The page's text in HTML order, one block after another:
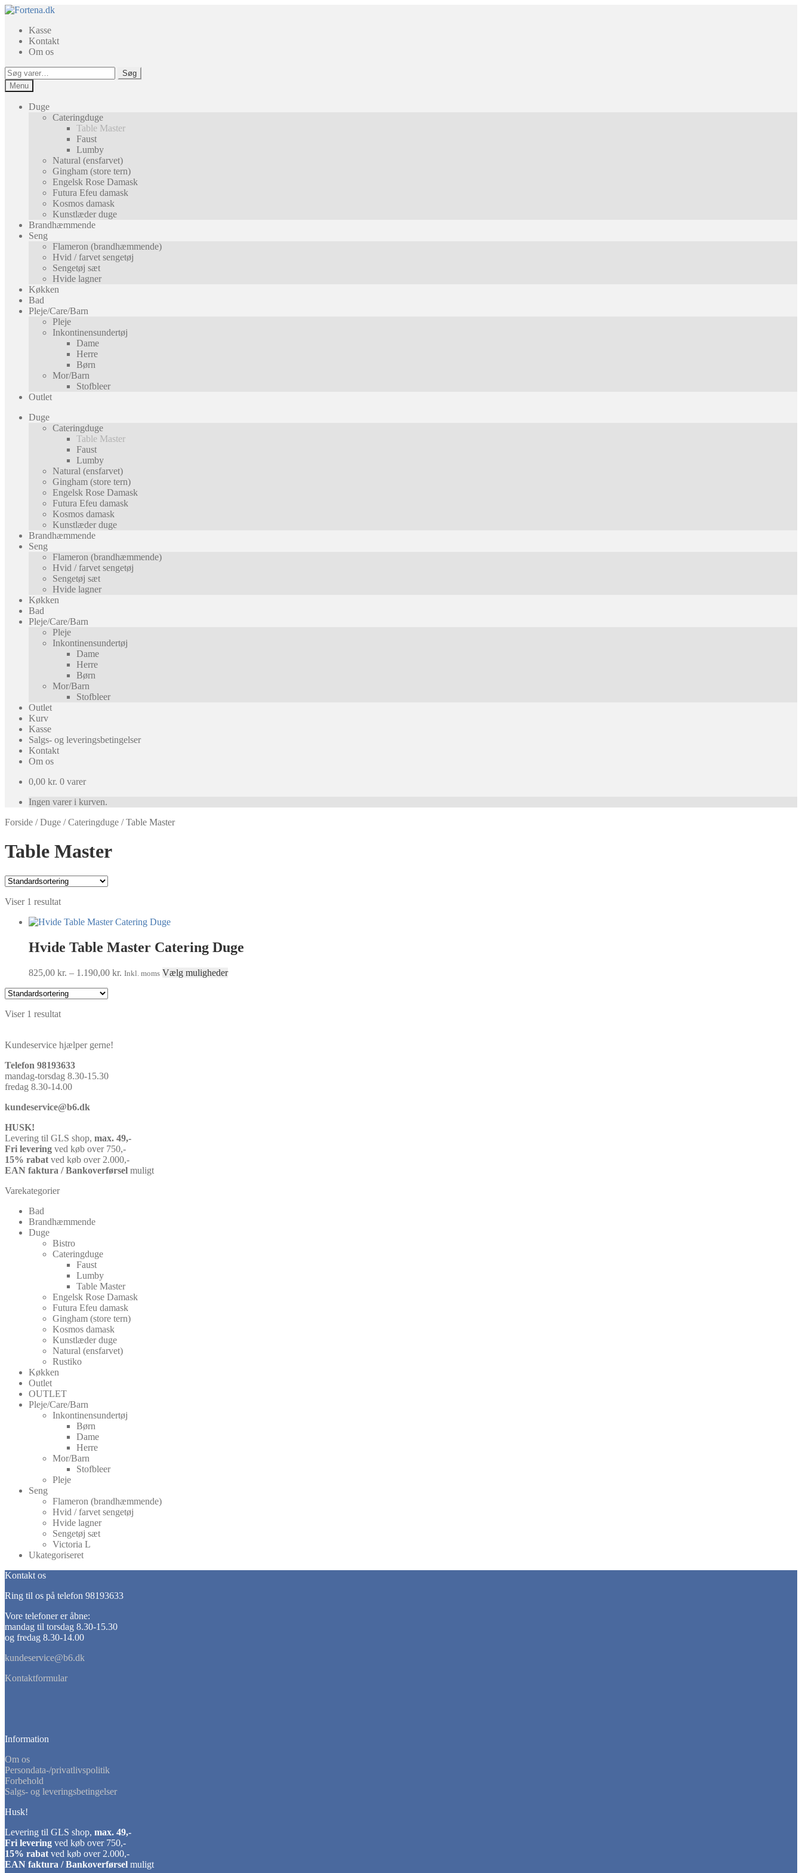
Spring
navigation
Spring
indholdKasse
Kontakt
Om os
Søg
efter:
Søg
Menu
Duge
Cateringduge
Table Master
Faust
Lumby
Natural (ensfarvet)
Gingham (store tern)
Engelsk Rose Damask
Futura Efeu damask
Kosmos damask
Kunstlæder duge
Brandhæmmende
Seng
Flameron (brandhæmmende)
Hvid / farvet sengetøj
Sengetøj sæt
Hvide lagner
Køkken
Bad
Pleje/Care/Barn
Pleje
Inkontinensundertøj
Dame
Herre
Børn
Mor/Barn
Stofbleer
Outlet
Duge
Cateringduge
Table Master
Faust
Lumby
Natural (ensfarvet)
Gingham (store tern)
Engelsk Rose Damask
Futura Efeu damask
Kosmos damask
Kunstlæder duge
Brandhæmmende
Seng
Flameron (brandhæmmende)
Hvid / farvet sengetøj
Sengetøj sæt
Hvide lagner
Køkken
Bad
Pleje/Care/Barn
Pleje
Inkontinensundertøj
Dame
Herre
Børn
Mor/Barn
Stofbleer
Outlet
Kurv
Kasse
Salgs- og leveringsbetingelser
Kontakt
Om os
0,00 kr. 0 varer
Ingen varer i kurven.
Forside /Duge /Cateringduge /Table Master
Table Master
Viser 1 resultat
Hvide Table Master Catering Duge
825,00 kr. – 1.190,00 kr. Prisinterval:
Inkl. moms Vælg mulighederDette
Viser 1 resultat
Kundeservice hjælper gerne!
Telefon 98193633
mandag-torsdag 8.30-15.30
fredag 8.30-14.00
kundeservice@b6.dk
HUSK!
Levering til GLS shop, max. 49,-
Fri levering ved køb over 750,-
15% rabat ved køb over 2.000,-
EAN faktura / Bankoverførsel muligt
Varekategorier
Bad
Brandhæmmende
Duge
Bistro
Cateringduge
Faust
Lumby
Table Master
Engelsk Rose Damask
Futura Efeu damask
Gingham (store tern)
Kosmos damask
Kunstlæder duge
Natural (ensfarvet)
Rustiko
Køkken
Outlet
OUTLET
Pleje/Care/Barn
Inkontinensundertøj
Børn
Dame
Herre
Mor/Barn
Stofbleer
Pleje
Seng
Flameron (brandhæmmende)
Hvid / farvet sengetøj
Hvide lagner
Sengetøj sæt
Victoria L
Ukategoriseret
Kontakt os
Ring til os på telefon 98193633
Vore telefoner er åbne:
mandag til torsdag 8.30-15.30
og fredag 8.30-14.00
kundeservice@b6.dk
Kontaktformular
Information
Om os
Persondata-/privatlivspolitik
Forbehold
Salgs- og leveringsbetingelser
Husk!
Levering til GLS shop, max. 49,-
Fri levering ved køb over 750,-
15% rabat ved køb over 2.000,-
EAN faktura / Bankoverførsel muligt